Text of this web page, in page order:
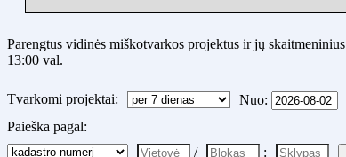
Parengtus vidinės miškotvarkos projektus ir jų
13:00 val.
Tvarkomi projektai: Nuo:
Paieška pagal:
/
: